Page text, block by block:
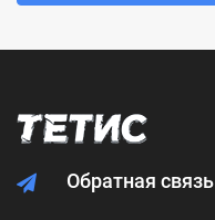
Обратная связь